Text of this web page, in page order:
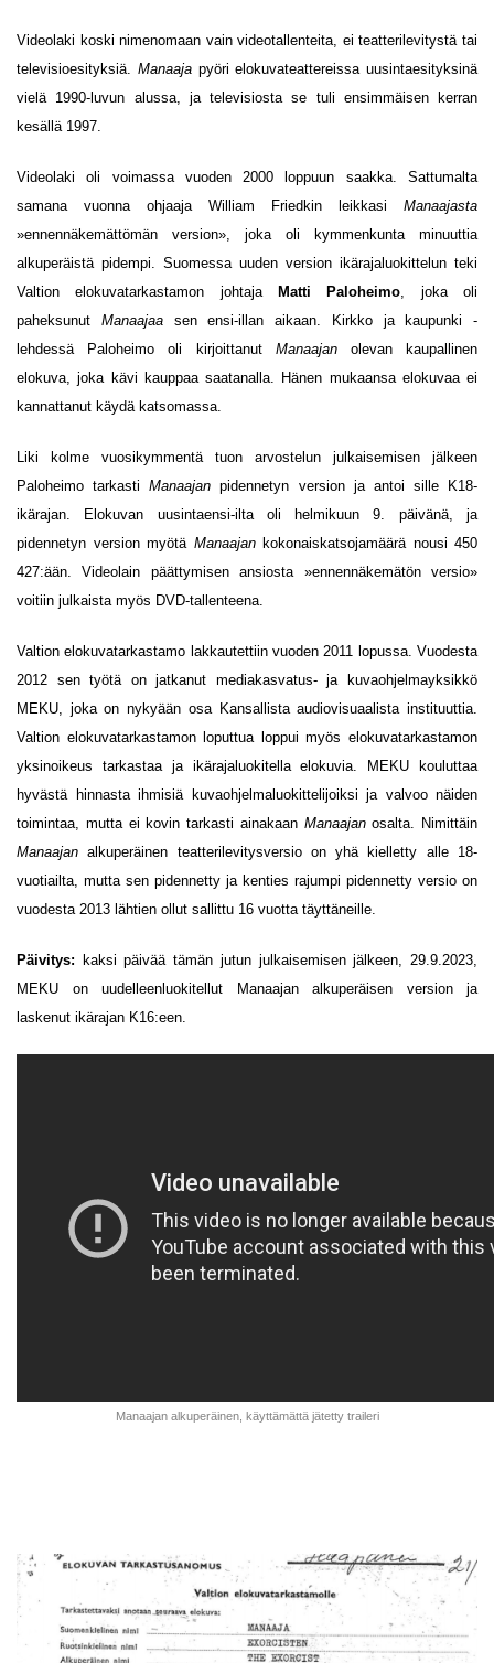
Videolaki koski nimenomaan vain videotallenteita, ei teatterilevitystä tai
televisioesityksiä. Manaajapyöri elokuvateattereissa uusintaesityksinä
vielä 1990-luvun alussa, ja televisiosta se tuli ensimmäisen kerran
kesällä 1997.
Videolaki oli voimassa vuoden 2000 loppuun saakka. Sattumalta
samana vuonna ohjaaja William Friedkin leikkasi Manaajasta
»ennennäkemättömän version», joka oli kymmenkunta minuuttia
alkuperäistä pidempi. Suomessa uuden version ikärajaluokittelun teki
Valtion elokuvatarkastamon johtaja
Matti Paloheimo, joka oli
paheksunut Manaajaasen ensi-illan aikaan. Kirkko ja kaupunki -
lehdessä Paloheimo oli kirjoittanut Manaajanolevan kaupallinen
elokuva, joka kävi kauppaa saatanalla. Hänen mukaansa elokuvaa ei
kannattanut käydä katsomassa.
Liki kolme vuosikymmentä tuon arvostelun julkaisemisen jälkeen
Paloheimo tarkastiManaajanpidennetyn version ja antoi sille K18-
ikärajan. Elokuvan uusintaensi-ilta oli helmikuun 9. päivänä, ja
pidennetyn version myötä Manaajan kokonaiskatsojamäärä nousi 450
427:ään. Videolain päättymisen ansiosta »ennennäkemätön versio»
voitiin julkaista myös DVD-tallenteena.
Valtion elokuvatarkastamo lakkautettiin vuoden 2011 lopussa. Vuodesta
2012 sen työtä on jatkanut mediakasvatus- ja kuvaohjelmayksikkö
MEKU, joka on nykyään osa Kansallista audiovisuaalista instituuttia.
Valtion elokuvatarkastamon loputtua loppui myös elokuvatarkastamon
yksinoikeus tarkastaa ja ikärajaluokitella elokuvia. MEKU kouluttaa
hyvästä hinnasta ihmisiä kuvaohjelmaluokittelijoiksi ja valvoo näiden
toimintaa, mutta ei kovin tarkasti ainakaan Manaajanosalta. Nimittäin
Manaajan alkuperäinen teatterilevitysversio on yhä kielletty alle 18-
vuotiailta, mutta sen pidennetty ja kenties rajumpi pidennetty versio on
vuodesta 2013 lähtien ollut sallittu 16 vuotta täyttäneille.
Päivitys: kaksi päivää tämän jutun julkaisemisen jälkeen, 29.9.2023,
MEKU on uudelleenluokitellut Manaajan alkuperäisen version ja
laskenut ikärajan K16:een.
Manaajan alkuperäinen, käyttämättä jätetty traileri